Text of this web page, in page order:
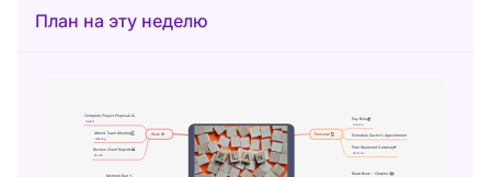
План на эту неделю